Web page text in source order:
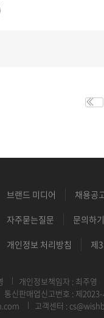
브랜드 미디어 채용공
자주묻는질문 문의하기
개인정보 처리방침 제
개인정보책임자 : 최주영
통신판매업신고번호 : 제
고객센터 :